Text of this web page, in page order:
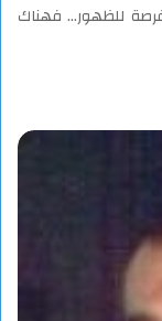
للظهور… فهناك